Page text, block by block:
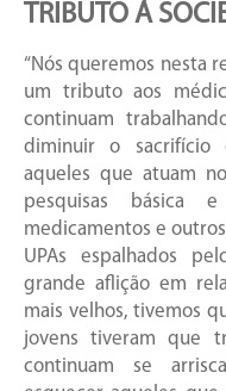
TRIBUTO À
“Nós queremos nesta
um tributo aos
continuam
diminuir o sacrifício
aqueles que atuam
pesquisas básica
medicamentos e
UPAs espalhados
grande aflição em
mais velhos, tivemos
jovens tiveram que
continuam se